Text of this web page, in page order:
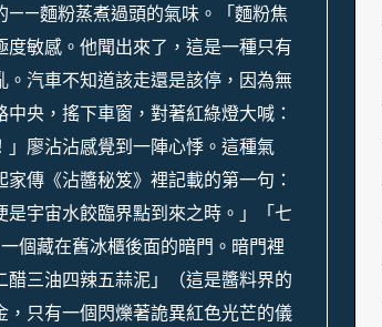
——麵粉蒸煮過頭的氣味。「麵粉焦
敏感。他聞出來了，這是一種只有
汽車不知道該走還是該停，因為無
央，搖下車窗，對著紅綠燈大喊：
」廖沾沾感覺到一陣心悸。這種氣
傳《沾醬秘笈》裡記載的第一句：
是宇宙水餃臨界點到來之時。」「七
個藏在舊冰櫃後面的暗門。暗門裡
三油四辣五蒜泥」（這是醬料界的
只有一個閃爍著詭異紅色光芒的儀